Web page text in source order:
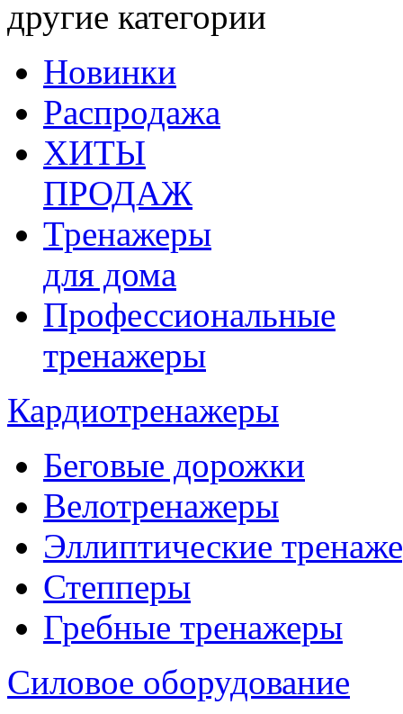
другие категории
Новинки
Распродажа
ХИТЫ
ПРОДАЖ
Тренажеры
для дома
Профессиональные
тренажеры
Кардиотренажеры
Беговые дорожки
Велотренажеры
Эллиптические
Степперы
Гребные тренажеры
Силовое оборудование